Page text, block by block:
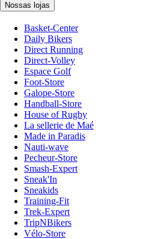
Nossas lojas
Basket-Center
Daily Bikers
Direct Running
Direct-Volley
Espace Golf
Foot-Store
Galope-Store
Handball-Store
House of Rugby
La sellerie de Maé
Made in Paradis
Nauti-wave
Pecheur-Store
Smash-Expert
Sneak'In
Sneakids
Training-Fit
Trek-Expert
TripNBikers
Vélo-Store